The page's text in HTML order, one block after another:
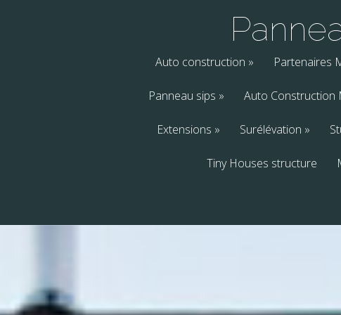
Auto construction » Partenaires
Panneau sips » Auto Construction
Extensions » Surélévation »
Tiny Houses structure